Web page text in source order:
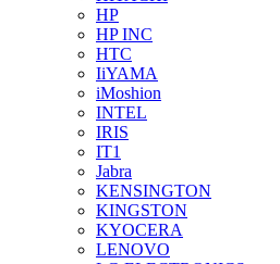
HP
HP INC
HTC
IiYAMA
iMoshion
INTEL
IRIS
IT1
Jabra
KENSINGTON
KINGSTON
KYOCERA
LENOVO